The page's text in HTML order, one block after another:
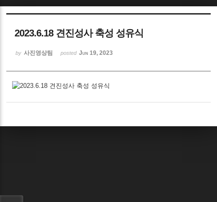
2023.6.18 견진성사 축성 성유식
by 사진영상팀 posted Jun 19, 2023
Sketchbook5, 스케치북5
Sketchbook5, 스케치북5